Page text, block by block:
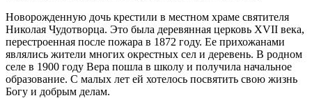
Новорожденную дочь крестили в местном храме святителя
Николая Чудотворца. Это была деревянная церковь XVII века,
перестроенная после пожара в 1872 году. Ее прихожанами
являлись жители многих окрестных сел и деревень. В родном
селе в 1900 году Вера пошла в школу и получила начальное
образование. С малых лет ей хотелось посвятить свою жизнь
Богу и добрым делам.